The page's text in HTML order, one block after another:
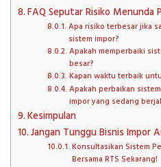
FAQ Seputar Risiko Menunda
Apa risiko terbesar jika
sistem impor?
Apakah memperbaiki
besar?
Kapan waktu terbaik
Apakah perbaikan
impor yang sedang
Kesimpulan
Jangan Tunggu Bisnis Impor
Konsultasikan Sistem
Bersama RTS Sekarang!